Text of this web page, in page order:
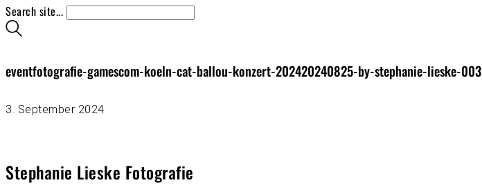
Search site...
eventfotografie-gamescom-koeln-cat-ballou-konzert-202420240825-by-stephanie-lieske-003
3. September 2024
Stephanie Lieske Fotografie